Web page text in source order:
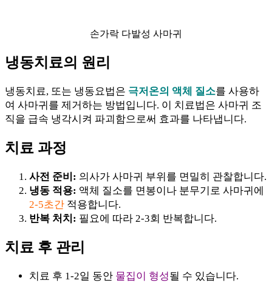
손가락 다발성 사마귀
냉동치료의 원리
냉동치료, 또는 냉동요법은 극저온의 액체 질소를 사용하
여 사마귀를 제거하는 방법입니다. 이 치료법은 사마귀 조
직을 급속 냉각시켜 파괴함으로써 효과를 나타냅니다.
치료 과정
사전 준비: 의사가 사마귀 부위를 면밀히 관찰합니다.
냉동 적용: 액체 질소를 면봉이나 분무기로 사마귀에
2-5초간 적용합니다.
반복 처치: 필요에 따라 2-3회 반복합니다.
치료 후 관리
치료 후 1-2일 동안 물집이 형성될 수 있습니다.